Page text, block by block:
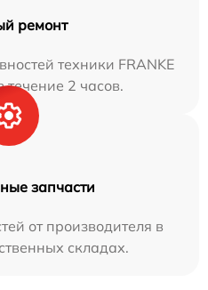
ремонт
техники FRANKE
2 часов.
запчасти
от производителя в
складах.